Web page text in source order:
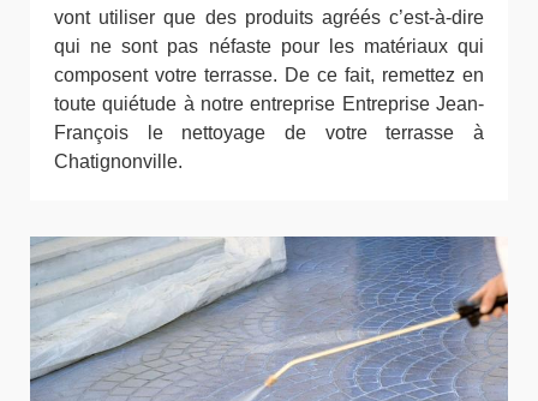
vont utiliser que des produits agréés c’est-à-dire
qui ne sont pas néfaste pour les matériaux qui
composent votre terrasse. De ce fait, remettez en
toute quiétude à notre entreprise Entreprise Jean-
François le nettoyage de votre terrasse à
Chatignonville.